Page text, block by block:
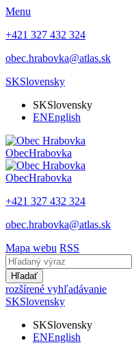
Menu
+421 327 432 324
obec.hrabovka@atlas.sk
SKSlovensky
SKSlovensky
ENEnglish
ObecHrabovka
ObecHrabovka
+421 327 432 324
obec.hrabovka@atlas.sk
Mapa webu RSS
Hľadať
rozšírené vyhľadávanie
SKSlovensky
SKSlovensky
ENEnglish